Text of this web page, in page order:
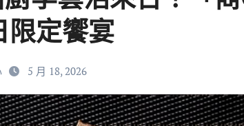
定饗宴
5 月 18, 2026